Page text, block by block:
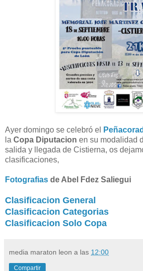
Ayer domingo se celebró el
la Copa Diputacion en su modalidad
salida y llegada de Cistierna, os
clasificaciones,
Fotografias de Abel Fdez Saliegui
Clasificacion General
Clasificacion Categorias
Clasificacion Solo Copa
media maraton leon a las 12:00
Compartir